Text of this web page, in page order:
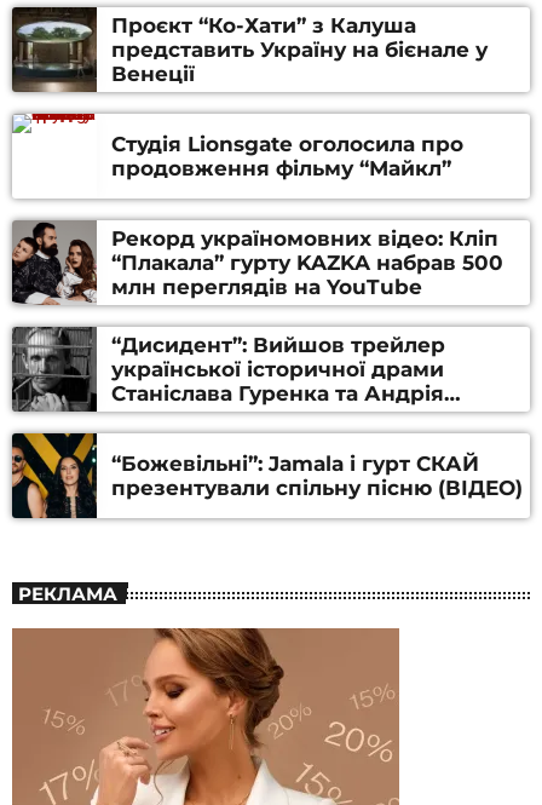
Проєкт “Ко-Хати” з Калуша
представить Україну на бієнале у
Венеції
Студія Lionsgate оголосила про
продовження фільму “Майкл”
Рекорд україномовних відео: Кліп
“Плакала” гурту KAZKA набрав 500
млн переглядів на YouTube
“Дисидент”: Вийшов трейлер
української історичної драми
Станіслава Гуренка та Андрія
Алфьорова (ВІДЕО)
“Божевільні”: Jamala і гурт СКАЙ
презентували спільну пісню (ВІДЕО)
РЕКЛАМА